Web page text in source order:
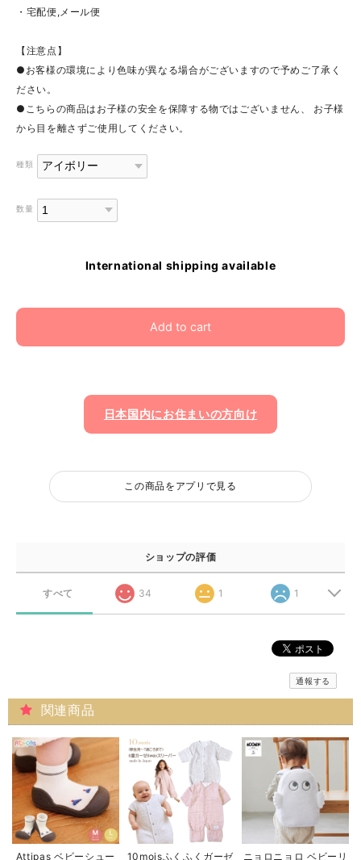
・宅配便,メール便
【注意点】
●お客様の環境により色味が異なる場合がございますので予めご了承く
ださい。
●こちらの商品はお子様の安全を保障する物ではございません、 お子様
から目を離さずご使用してください。
種類
数量
International shipping available
Add to cart
日本国内にお住まいの方向け
この商品をアプリで見る
ショップの評価
すべて 34 1 1
通報する
関連商品
Attipas ベビーシュー 10moisふくふくガーゼ ニョロニョロ ベビーリ